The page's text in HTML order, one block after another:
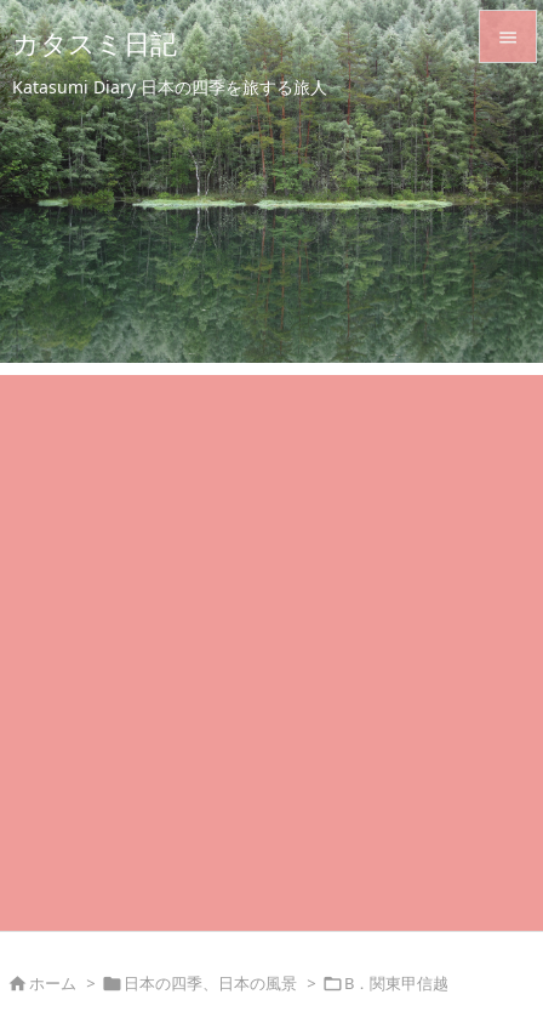
カタスミ日記
Katasumi Diary 日本の四季を旅する旅人


メニュ

サイド

前へ

次へ

検索
ホーム >  日本の四季、日本の風景 > B．関東甲信越